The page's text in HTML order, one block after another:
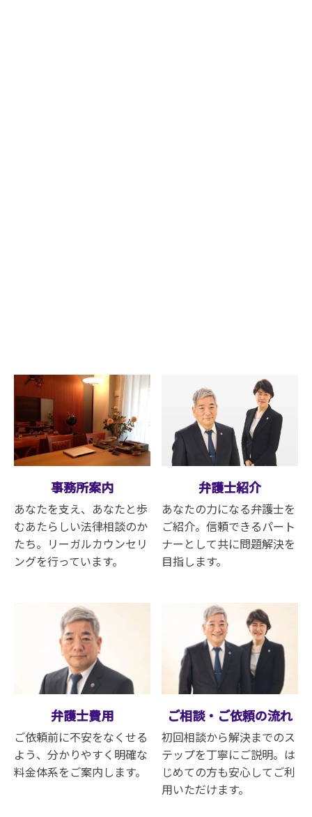
事務所案内
あなたを支え、あなたと歩
むあたらしい法律相談のか
たち。リーガルカウンセリ
ングを行っています。
弁護士紹介
あなたの力になる弁護士を
ご紹介。信頼できるパート
ナーとして共に問題解決を
目指します。
弁護士費用
ご依頼前に不安をなくせる
よう、分かりやすく明確な
料金体系をご案内します。
ご相談・ご依頼の流れ
初回相談から解決までのス
テップを丁寧にご説明。は
じめての方も安心してご利
用いただけます。